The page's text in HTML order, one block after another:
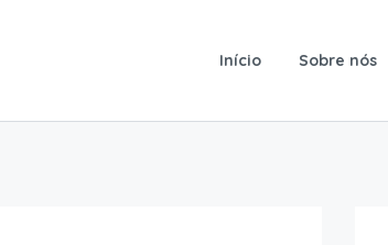
Início Sobre nós